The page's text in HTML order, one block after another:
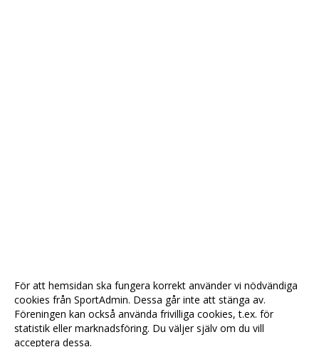
För att hemsidan ska fungera korrekt använder vi nödvändiga
cookies från SportAdmin. Dessa går inte att stänga av.
Föreningen kan också använda frivilliga cookies, t.ex. för
statistik eller marknadsföring. Du väljer själv om du vill
acceptera dessa.